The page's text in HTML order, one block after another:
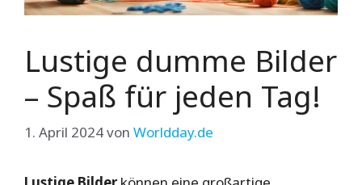
Lustige dumme Bilder
– Spaß für jeden Tag!
1. April 2024von Worldday.de